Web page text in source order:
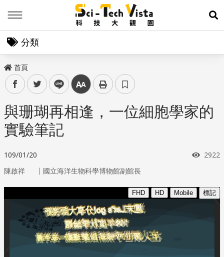
展
分類
首頁
facebooktwitter line 中
與珊瑚再相逢，一位細胞學家的
實驗筆記
109/01/20 瀏覽
2922
陳啟祥 ｜ 國立海洋生物科學博物館副館長